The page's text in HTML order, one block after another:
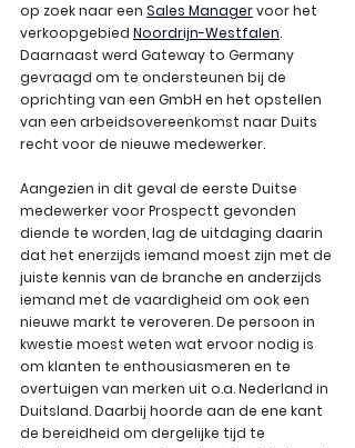
op zoek naar een Sales Manager voor het
verkoopgebied Noordrijn-Westfalen.
Daarnaast werd Gateway to Germany
gevraagd om te ondersteunen bij de
oprichting van een GmbH en het opstellen
van een arbeidsovereenkomst naar Duits
recht voor de nieuwe medewerker.
Aangezien in dit geval de eerste Duitse
medewerker voor Prospectt gevonden
diende te worden, lag de uitdaging daarin
dat het enerzijds iemand moest zijn met de
juiste kennis van de branche en anderzijds
iemand met de vaardigheid om ook een
nieuwe markt te veroveren. De persoon in
kwestie moest weten wat ervoor nodig is
om klanten te enthousiasmeren en te
overtuigen van merken uit o.a. Nederland in
Duitsland. Daarbij hoorde aan de ene kant
de bereidheid om dergelijke tijd te